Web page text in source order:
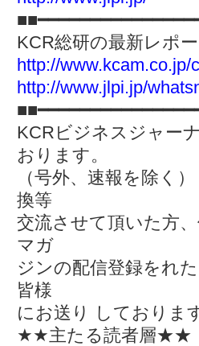
KCR総研の最新レポ
http://www.kcam.co.jp/
http://www.jlpi.jp/
KCRビジネスジャー
おります。
（号外、速報を除く
換等
交流させて頂いた方
マガ
ジンの配信登録をれ
皆様
にお送り しておりま
★★主たる読者層★★